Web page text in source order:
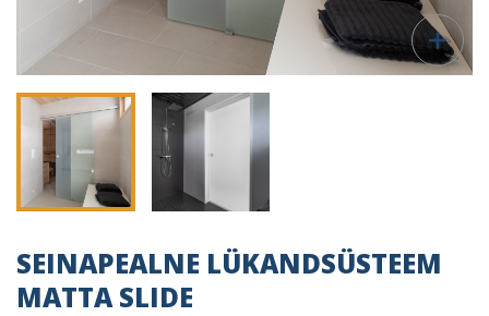
SEINAPEALNE LÜKANDSÜSTEEM
MATTA SLIDE